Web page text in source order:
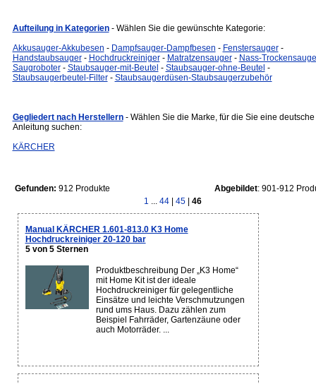
Aufteilung in Kategorien - Wählen Sie die gewünschte Kategorie:
Akkusauger-Akkubesen - Dampfsauger-Dampfbesen - Fenstersauger-
Handstaubsauger- Hochdruckreiniger- Matratzensauger- Nass-
Saugroboter- Staubsauger-mit-Beutel - Staubsauger-ohne-Beutel -
Staubsaugerbeutel-Filter- Staubsaugerdüsen-Staubsaugerzubehör
Gegliedert nach Herstellern - Wählen Sie die Marke, für die Sie eine deutsche
Anleitung suchen:
KÄRCHER
Gefunden: 912 Produkte Abgebildet: 901-912
1 ... 44 45 46
Manual KÄRCHER 1.601-813.0 K3 Home
Hochdruckreiniger 20-120 bar
5 von 5 Sternen
Produktbeschreibung Der „K3 Home“
mit Home Kit ist der ideale
Hochdruckreiniger für gelegentliche
Einsätze und leichte Verschmutzungen
rund ums Haus. Dazu zählen zum
Beispiel Fahrräder, Gartenzäune oder
auch Motorräder. ...